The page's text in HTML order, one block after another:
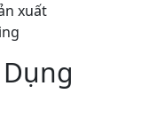
xuất